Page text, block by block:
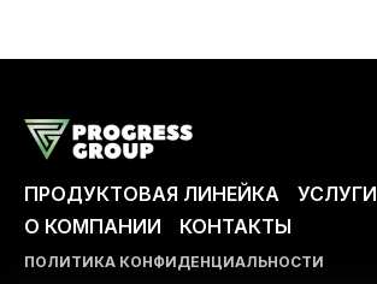
ПРОДУКТОВАЯ ЛИНЕЙКА УСЛУГИ
О КОМПАНИИ
КОНТАКТЫ
ПОЛИТИКА КОНФИДЕНЦИАЛЬНОСТИ